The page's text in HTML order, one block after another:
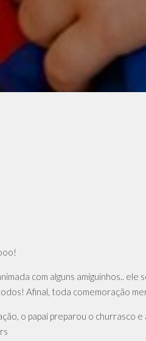
com alguns amiguinhos..
Afinal, toda comemoração
o papai preparou o churrasco